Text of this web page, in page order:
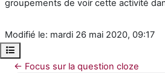
Ouvrir l’index du cours
groupements de voir cette activité
Modifié le: mardi 26 mai 2020, 09:17
← Focus sur la question cloze